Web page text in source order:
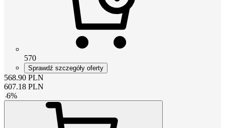
570
Sprawdź szczegóły oferty
568.90 PLN
607.18 PLN
-6%